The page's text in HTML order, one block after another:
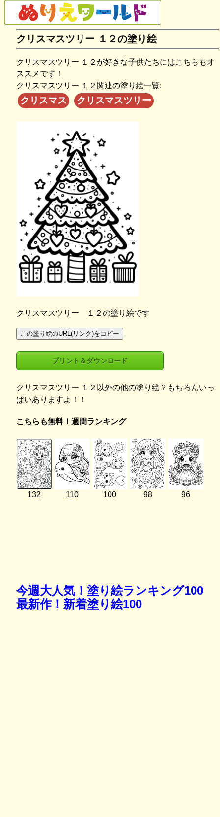
クリスマスツリー １２の塗り絵
クリスマスツリー １２が好きな子供たちにはこちらもオ
ススメです！
クリスマスツリー １２関連の塗り絵一覧:
クリスマス クリスマスツリー
クリスマスツリー １２の塗り絵です
この塗り絵のURL(リンク)をコピー
プリント＆ダウンロード
クリスマスツリー １２以外の他の塗り絵？もちろんいっ
ぱいありますよ！！
こちらも無料！週間ランキング
132 110 100 98 96
今週大人気！塗り絵ランキング100
最新作！新着塗り絵100